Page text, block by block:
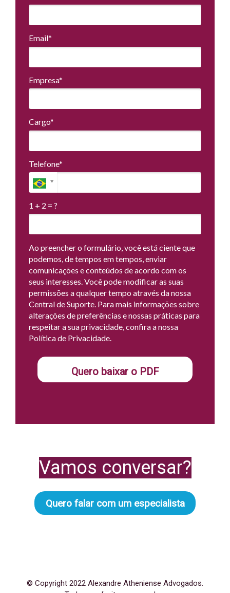
Email*
Empresa*
Cargo*
Telefone*
1 + 2 = ?
Ao preencher o formulário, você está ciente que
podemos, de tempos em tempos, enviar
comunicações e conteúdos de acordo com os
seus interesses. Você pode modificar as suas
permissões a qualquer tempo através da nossa
Central de Suporte. Para mais informações sobre
alterações de preferências e nossas práticas para
respeitar a sua privacidade, confira a nossa
Política de Privacidade.
Quero baixar o PDF
Vamos conversar?
Quero falar com um especialista
© Copyright 2022 Alexandre Atheniense Advogados.